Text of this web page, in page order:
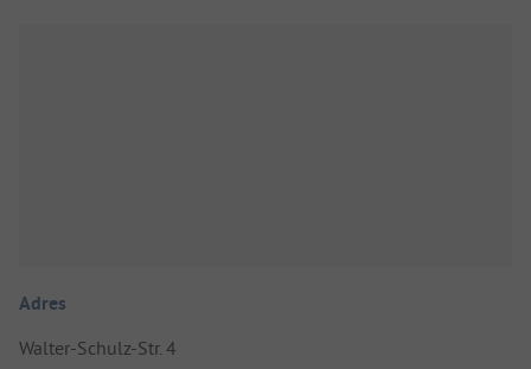
Adres
Walter-Schulz-Str. 4